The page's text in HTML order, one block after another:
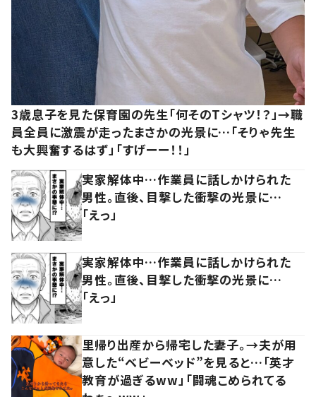
3歳息子を見た保育園の先生「何そのTシャツ！？」→職
員全員に激震が走ったまさかの光景に…「そりゃ先生
も大興奮するはず」「すげーー！！」
実家解体中…作業員に話しかけられた
男性。直後、目撃した衝撃の光景に…
「えっ」
実家解体中…作業員に話しかけられた
男性。直後、目撃した衝撃の光景に…
「えっ」
里帰り出産から帰宅した妻子。→夫が用
意した“ベビーベッド”を見ると…「英才
教育が過ぎるww」「闘魂こめられてる